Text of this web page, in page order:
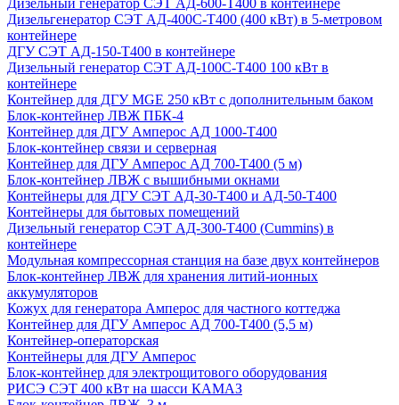
Дизельный генератор СЭТ АД-600-Т400 в контейнере
Дизельгенератор СЭТ АД-400С-Т400 (400 кВт) в 5-метровом
контейнере
ДГУ СЭТ АД-150-Т400 в контейнере
Дизельный генератор СЭТ АД-100С-Т400 100 кВт в
контейнере
Контейнер для ДГУ MGE 250 кВт с дополнительным баком
Блок-контейнер ЛВЖ ПБК-4
Контейнер для ДГУ Амперос АД 1000-Т400
Блок-контейнер связи и серверная
Контейнер для ДГУ Амперос АД 700-Т400 (5 м)
Блок-контейнер ЛВЖ с вышибными окнами
Контейнеры для ДГУ СЭТ АД-30-Т400 и АД-50-Т400
Контейнеры для бытовых помещений
Дизельный генератор СЭТ АД-300-Т400 (Cummins) в
контейнере
Модульная компрессорная станция на базе двух контейнеров
Блок-контейнер ЛВЖ для хранения литий-ионных
аккумуляторов
Кожух для генератора Амперос для частного коттеджа
Контейнер для ДГУ Амперос АД 700-Т400 (5,5 м)
Контейнер-операторская
Контейнеры для ДГУ Амперос
Блок-контейнер для электрощитового оборудования
РИСЭ СЭТ 400 кВт на шасси КАМАЗ